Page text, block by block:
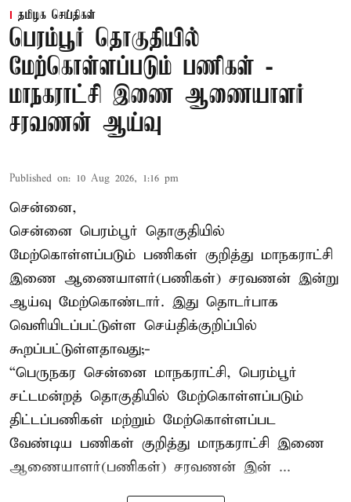
தமிழக செய்திகள்
பெரம்பூர் தொகுதியில்
மேற்கொள்ளப்படும் பணிகள் -
மாநகராட்சி இணை ஆணையாளர்
சரவணன் ஆய்வு
Published on: 10 Aug 2026, 1:16 pm
சென்னை,
சென்னை பெரம்பூர் தொகுதியில்
மேற்கொள்ளப்படும் பணிகள் குறித்து மாநகராட்சி
இணை ஆணையாளர்(பணிகள்) சரவணன் இன்று
ஆய்வு மேற்கொண்டார். இது தொடர்பாக
வெளியிடப்பட்டுள்ள செய்திக்குறிப்பில்
கூறப்பட்டுள்ளதாவது;-
“பெருநகர சென்னை மாநகராட்சி, பெரம்பூர்
சட்டமன்றத் தொகுதியில் மேற்கொள்ளப்படும்
திட்டப்பணிகள் மற்றும் மேற்கொள்ளப்பட
வேண்டிய பணிகள் குறித்து மாநகராட்சி இணை
ஆணையாளர்(பணிகள்) சரவணன் இன் ...